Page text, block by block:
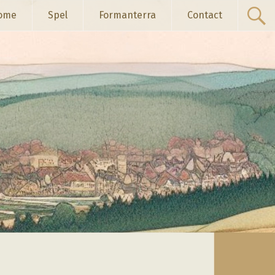
Spel Formanterra Contact